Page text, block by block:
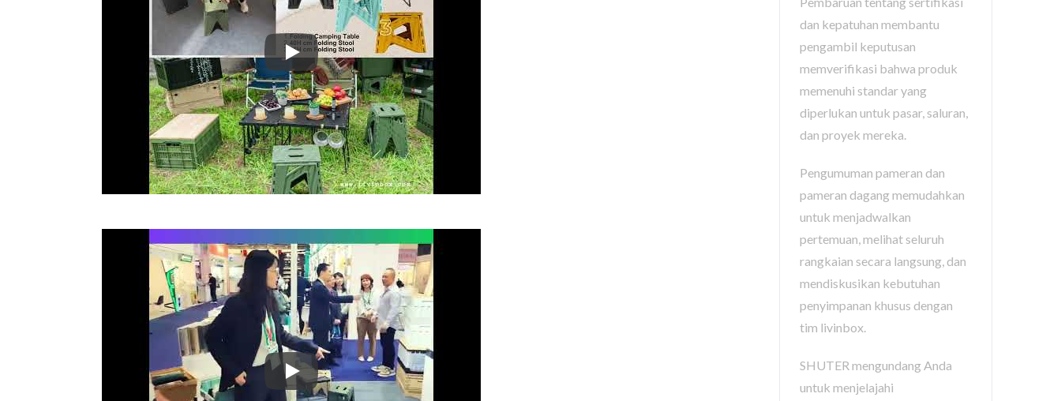
Ambiente 2024: Pameran Menarik dari livinbox
Ambiente 2024: Pameran Menarik dari livinbox
dan kepatuhan membantu
pengambil keputusan
memverifikasi bahwa produk
memenuhi standar yang
diperlukan untuk pasar, saluran,
dan proyek mereka.
Pengumuman pameran dan
pameran dagang memudahkan
untuk menjadwalkan
pertemuan, melihat seluruh
rangkaian secara langsung, dan
mendiskusikan kebutuhan
penyimpanan khusus dengan
tim livinbox.
SHUTER mengundang Anda
untuk menjelajahi